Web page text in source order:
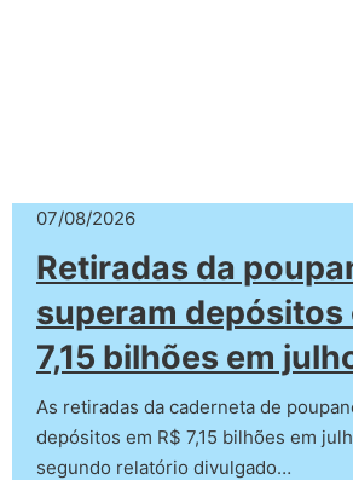
07/08/2026
Retiradas da
superam depósitos
7,15 bilhões em
As retiradas da caderneta de
depósitos em R$ 7,15 bilhões em
segundo relatório divulgado…